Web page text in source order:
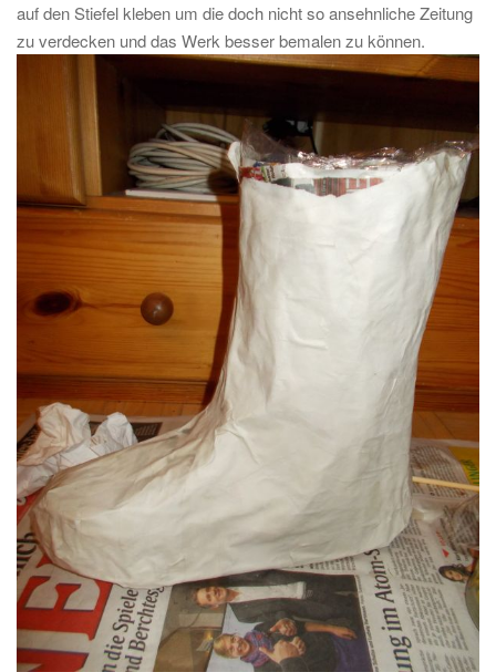
auf den Stiefel kleben um die doch nicht so ansehnliche Zeitung
zu verdecken und das Werk besser bemalen zu können.